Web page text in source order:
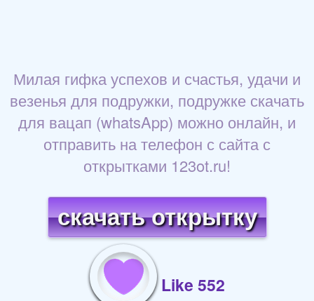
Милая гифка успехов и счастья, удачи и
везенья для подружки, подружке скачать
для вацап (whatsApp) можно онлайн, и
отправить на телефон с сайта с
открытками 123ot.ru!
скачать открытку
Like 552